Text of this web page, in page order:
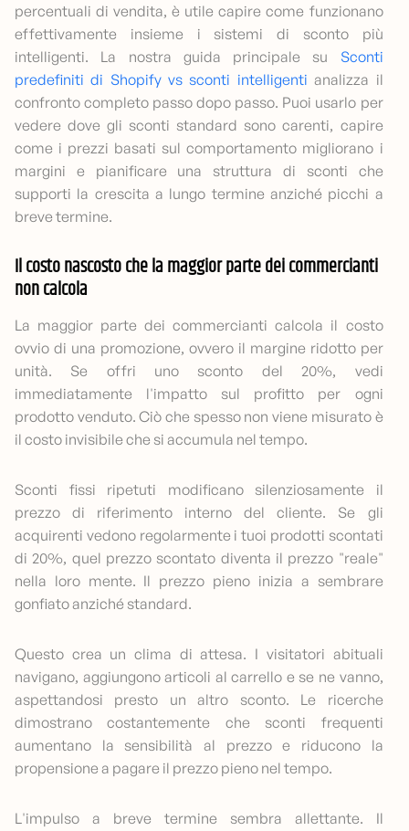
percentuali di vendita, è utile capire come funzionano
effettivamente insieme i sistemi di sconto più
intelligenti. La nostra guida principale su Sconti
predefiniti di Shopify vs sconti intelligenti analizza il
confronto completo passo dopo passo. Puoi usarlo per
vedere dove gli sconti standard sono carenti, capire
come i prezzi basati sul comportamento migliorano i
margini e pianificare una struttura di sconti che
supporti la crescita a lungo termine anziché picchi a
breve termine.
Il costo nascosto che la maggior parte dei commercianti
non calcola
La maggior parte dei commercianti calcola il costo
ovvio di una promozione, ovvero il margine ridotto per
unità. Se offri uno sconto del 20%, vedi
immediatamente l'impatto sul profitto per ogni
prodotto venduto. Ciò che spesso non viene misurato è
il costo invisibile che si accumula nel tempo.
Sconti fissi ripetuti modificano silenziosamente il
prezzo di riferimento interno del cliente. Se gli
acquirenti vedono regolarmente i tuoi prodotti scontati
di 20%, quel prezzo scontato diventa il prezzo "reale"
nella loro mente. Il prezzo pieno inizia a sembrare
gonfiato anziché standard.
Questo crea un clima di attesa. I visitatori abituali
navigano, aggiungono articoli al carrello e se ne vanno,
aspettandosi presto un altro sconto. Le ricerche
dimostrano costantemente che sconti frequenti
aumentano la sensibilità al prezzo e riducono la
propensione a pagare il prezzo pieno nel tempo.
L'impulso a breve termine sembra allettante. Il